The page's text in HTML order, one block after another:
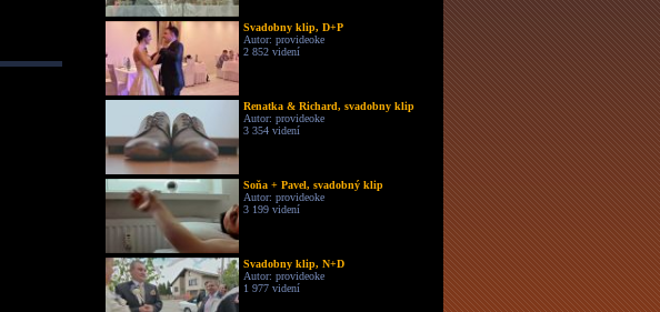
Svadobny klip, D+P
Autor: provideoke
2 852 videní
Renatka & Richard, svadobny klip
Autor: provideoke
3 354 videní
Soňa + Pavel, svadobný klip
Autor: provideoke
3 199 videní
Svadobny klip, N+D
Autor: provideoke
1 977 videní